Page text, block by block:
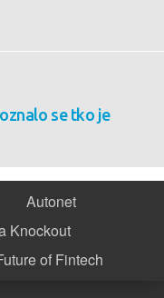
se tko je
Autonet
Knockout
of Fintech